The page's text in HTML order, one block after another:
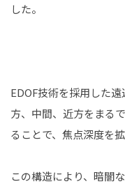
した。
EDOF技術を採用した
方、中間、近方をまる
ることで、焦点深度を
この構造により、暗闇